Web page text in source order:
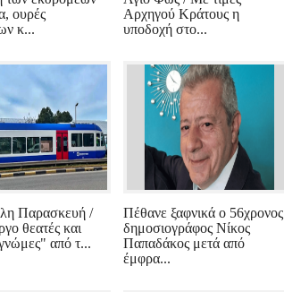
ουρές
κ...
Αρχηγού Κράτους η
υποδοχή στο...
Παρασκευή /
θεατές και
από τ...
Πέθανε ξαφνικά ο 56χρονος
δημοσιογράφος Νίκος
Παπαδάκος μετά από
έμφρα...